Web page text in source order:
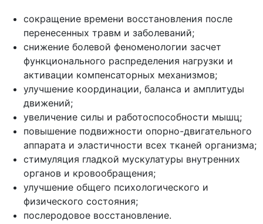
сокращение времени восстановления после
перенесенных травм и заболеваний;
снижение болевой феноменологии засчет
функционального распределения нагрузки и
активации компенсаторных механизмов;
улучшение координации, баланса и амплитуды
движений;
увеличение силы и работоспособности мышц;
повышение подвижности опорно-двигательного
аппарата и эластичности всех тканей организма;
стимуляция гладкой мускулатуры внутренних
органов и кровообращения;
улучшение общего психологического и
физического состояния;
послеродовое восстановление.